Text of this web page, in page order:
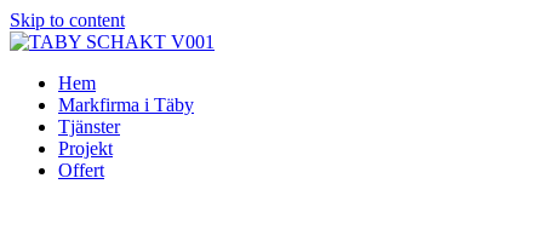
Skip to content
Hem
Markfirma i Täby
Tjänster
Projekt
Offert